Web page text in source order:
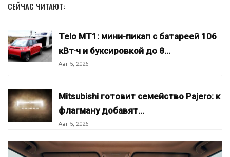
СЕЙЧАС ЧИТАЮТ:
Telo MT1: мини-пикап с батареей 106
кВт·ч и буксировкой до 8…
Авг 5, 2026
Mitsubishi готовит семейство Pajero: к
флагману добавят…
Авг 5, 2026